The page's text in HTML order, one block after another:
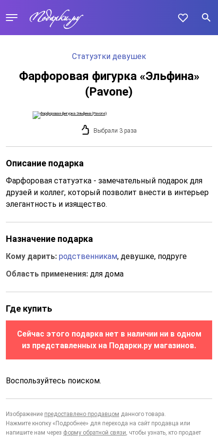
Статуэтки девушек
Фарфоровая фигурка «Эльфина»
(Pavone)
Выбрали 3 раза
Описание подарка
Фарфоровая статуэтка - замечательный подарок для
друзей и коллег, который позволит внести в интерьер
элегантность и изящество.
Назначение подарка
Кому дарить: родственникам, девушке, подруге
Область применения: для дома
Где купить
Сейчас этого подарка нет в наличии ни в одном
из представленных на Подарки.ру магазинов.
Воспользуйтесь поиском.
Изображение предоставлено продавцом данного товара.
Нажмите кнопку «Подробнее» для перехода на сайт продавца или
напишите нам через форму обратной связи, чтобы узнать, кто продает